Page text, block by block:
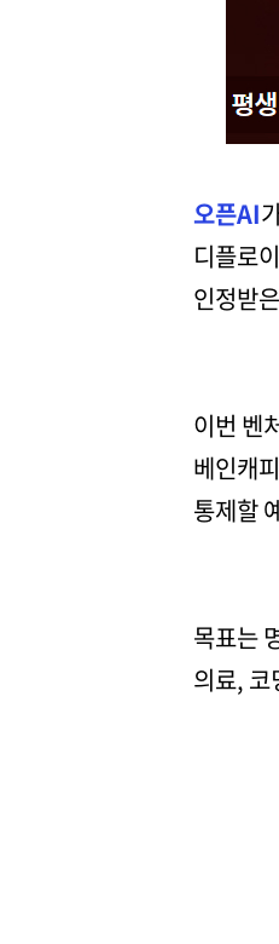
오픈AI
디플로
인정받
이번 벤
베인캐
통제할
목표는
의료, 코